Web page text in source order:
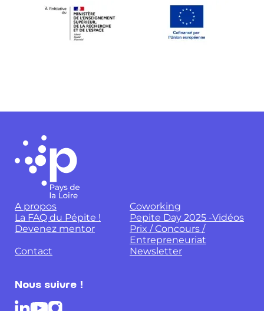
A propos
Coworking
La FAQ du Pépite !
Pepite Day 2025 -Vidéos
Devenez mentor
Prix / Concours /
Entrepreneuriat
Contact
Newsletter
Nous suivre !